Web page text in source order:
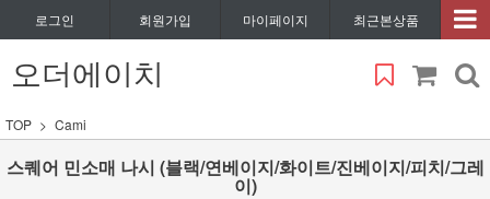
로그인 회원가입 마이페이지 최근본상품
오더에이치
TOP Cami
스퀘어 민소매 나시 (블랙/연베이지/화이트/진베이지/피치/그레
이)